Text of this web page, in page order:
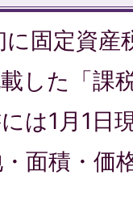
固定資産
した「課
は1月1日
面積・価